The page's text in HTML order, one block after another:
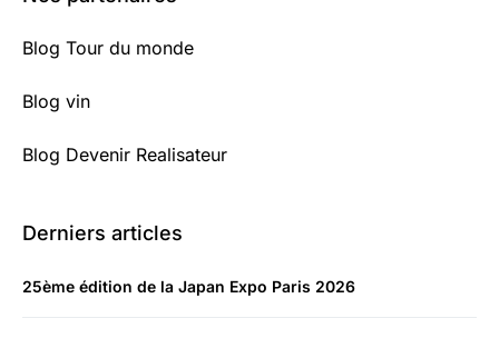
Blog Tour du monde
Blog vin
Blog Devenir Realisateur
Derniers articles
25ème édition de la Japan Expo Paris 2026